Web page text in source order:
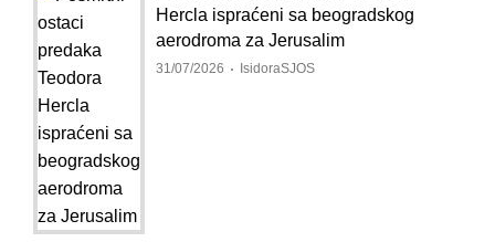
Hercla ispraćeni sa beogradskog
aerodroma za Jerusalim
31/07/2026 IsidoraSJOS